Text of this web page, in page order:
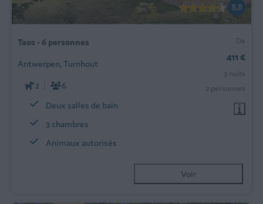
8,8
De
411 €
3 nuits
2 personnes
Taos - 6 personnes
Antwerpen, Turnhout
2
6
Deux salles de bain
3 chambres
Animaux autorisés
Voir